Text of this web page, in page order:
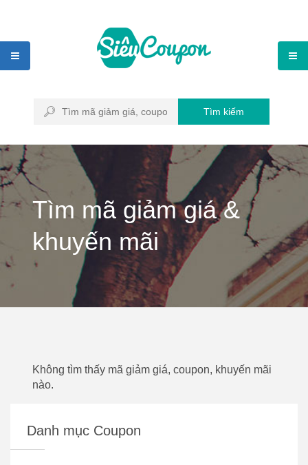
Tìm kiếm
Tìm mã giảm giá &
khuyến mãi
Không tìm thấy mã giảm giá, coupon, khuyến mãi
nào.
Danh mục Coupon